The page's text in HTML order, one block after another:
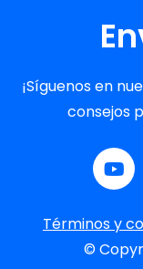
¡Síguenos en
consejos
Términos y
©